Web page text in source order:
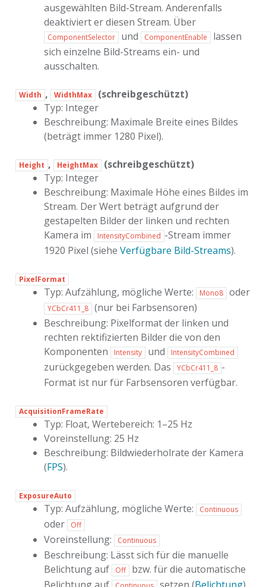
ausgewählten Bild-Stream. Anderenfalls
deaktiviert er diesen Stream. Über
ComponentSelector und ComponentEnable
lassen
sich einzelne Bild-Streams ein- und
ausschalten.
Width , WidthMax
(schreibgeschützt)
Typ: Integer
Beschreibung: Maximale Breite eines Bildes
(beträgt immer 1280 Pixel).
Height , HeightMax
(schreibgeschützt)
Typ: Integer
Beschreibung: Maximale Höhe eines Bildes im
Stream. Der Wert beträgt aufgrund der
gestapelten Bilder der linken und rechten
Kamera im
IntensityCombined -Stream immer
1920 Pixel (siehe Verfügbare Bild-Streams).
PixelFormat
Typ: Aufzählung, mögliche Werte: Mono8 oder
YCbCr411_8 (nur bei Farbsensoren)
Beschreibung: Pixelformat der linken und
rechten rektifizierten Bilder die von den
Komponenten
Intensity und IntensityCombined
zurückgegeben werden. Das YCbCr411_8 -
Format ist nur für Farbsensoren verfügbar.
AcquisitionFrameRate
Typ: Float, Wertebereich: 1–25 Hz
Voreinstellung: 25 Hz
Beschreibung: Bildwiederholrate der Kamera
(FPS).
ExposureAuto
Typ: Aufzählung, mögliche Werte: Continuous
oder Off
Voreinstellung: Continuous
Beschreibung: Lässt sich für die manuelle
Belichtung auf
Off
bzw. für die automatische